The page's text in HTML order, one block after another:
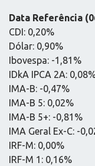
Data Referência
CDI: 0,20%
Dólar: 0,90%
Ibovespa: -1,81%
IDkA IPCA 2A:
IMA-B: -0,47%
IMA-B 5: 0,02%
IMA-B 5+: -0,81%
IMA Geral Ex-C: -
IRF-M: 0,00%
IRF-M 1: 0,16%